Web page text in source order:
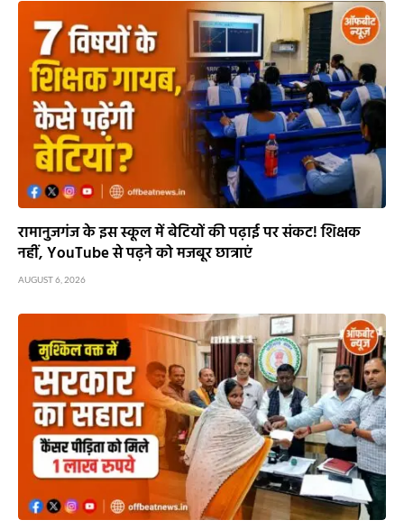
रामानुजगंज के इस स्कूल में बेटियों की पढ़ाई पर संकट! शिक्षक
नहीं, YouTube से पढ़ने को मजबूर छात्राएं
AUGUST 6, 2026